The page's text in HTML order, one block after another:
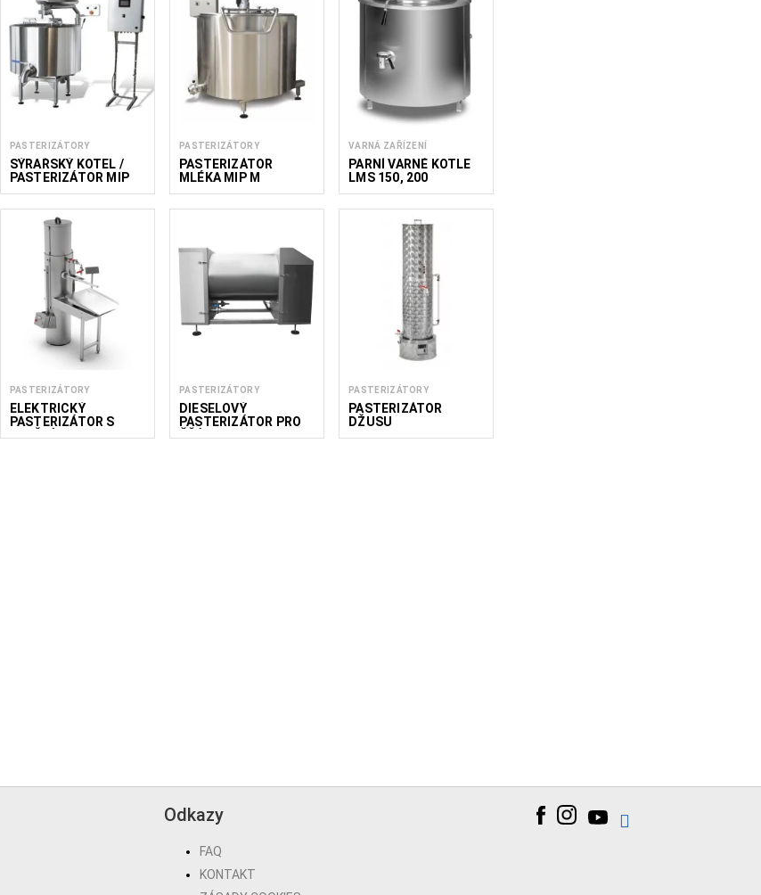
PASTERIZÁTORY
SÝRAŘSKÝ KOTEL /
PASTERIZÁTOR MIP
CH
PASTERIZÁTORY
PASTERIZÁTOR
MLÉKA MIP M
VARNÁ ZAŘÍZENÍ
PARNÍ VARNÉ KOTLE
LMS 150, 200
PASTERIZÁTORY
ELEKTRICKÝ
PASTERIZÁTOR S
PLNĚNÍM
PASTERIZÁTORY
DIESELOVÝ
PASTERIZÁTOR PRO
ŠŤÁVY MGDP
PASTERIZÁTORY
PASTERIZÁTOR
DŽUSU
Odkazy
FAQ
KONTAKT